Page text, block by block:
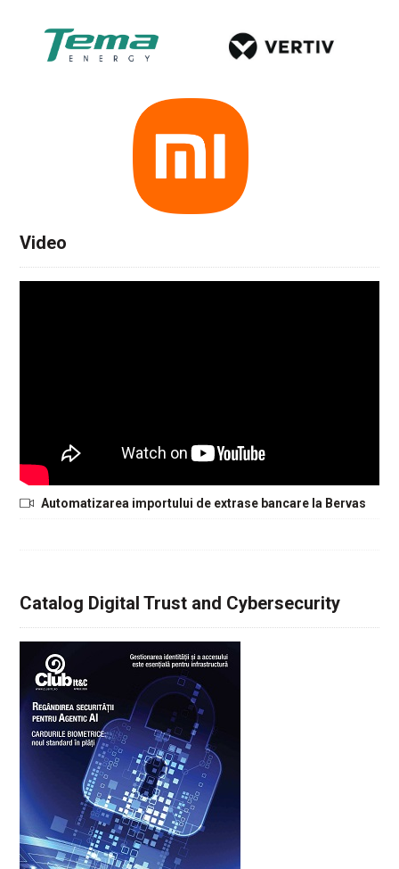
Video
Automatizarea importului de extrase bancare la Bervas
Catalog Digital Trust and Cybersecurity